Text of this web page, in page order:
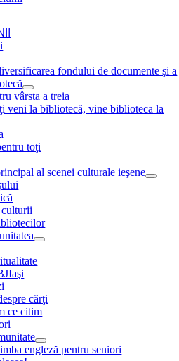
fondului de documente şi a
vârsta a treia
veni la bibliotecă, vine biblioteca la
toţi
al scenei culturale ieşene
cărţi
ce citim
engleză pentru seniori